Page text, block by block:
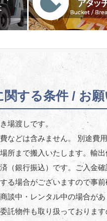
する条件 / お
場渡しです。
などは含みません。 別途費
所まで搬入いたします。輸
（銀行振込）です。ご入金
る場合がございますので事
談中・レンタル中の場合が
託物件も取り扱っておりま